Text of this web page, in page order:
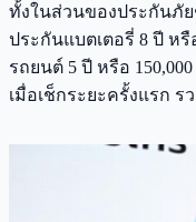
ทั้งในส่วนของประกันภั
ประกันแบตเตอรี่ 8 ปี ห
รถยนต์ 5 ปี หรือ
เมื่อเช็กระยะครั้งแรก ร